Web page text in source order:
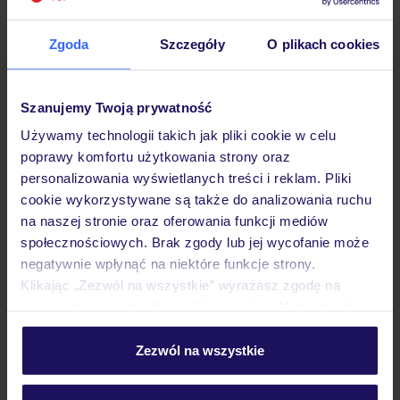
Zgoda Szczegóły O plikach cookies
Szanujemy Twoją prywatność
Używamy technologii takich jak pliki cookie w celu
poprawy komfortu użytkowania strony oraz
personalizowania wyświetlanych treści i reklam. Pliki
cookie wykorzystywane są także do analizowania ruchu
na naszej stronie oraz oferowania funkcji mediów
społecznościowych. Brak zgody lub jej wycofanie może
negatywnie wpłynąć na niektóre funkcje strony.
Klikając „Zezwól na wszystkie” wyrażasz zgodę na
personalizować swój wybór wchodząc w zakładkę
Szczegółowe informacje o plikach cookie znajdziesz
Zezwól na wszystkie
Pokoje
Wyżywienie
Atrakcje
Ważne informacje